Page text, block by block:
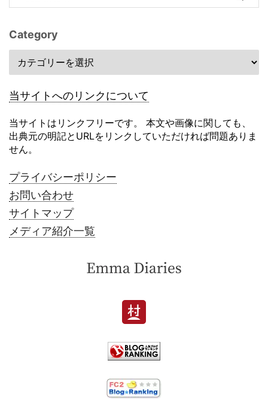
Category
当サイトへのリンクについて
当サイトはリンクフリーです。 本文や画像に関しても、
出典元の明記とURLをリンクしていただければ問題ありま
せん。
プライバシーポリシー
お問い合わせ
サイトマップ
メディア紹介一覧